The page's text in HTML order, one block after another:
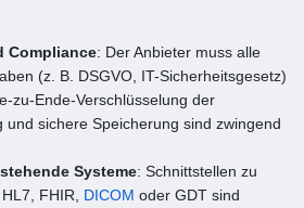
Compliance: Der Anbieter muss alle
(z. B. DSGVO, IT-Sicherheitsgesetz)
zu-Ende-Verschlüsselung der
und sichere Speicherung sind zwingend
Systeme: Schnittstellen zu
FHIR, DICOM oder GDT sind